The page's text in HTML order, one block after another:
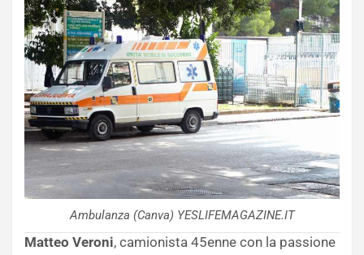
Ambulanza (Canva) YESLIFEMAGAZINE.IT
Matteo Veroni, camionista 45enne con la passione